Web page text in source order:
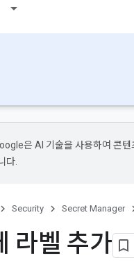
은 AI 기술을 사용하여 콘
다.
Security Secret Manager
라벨 추가